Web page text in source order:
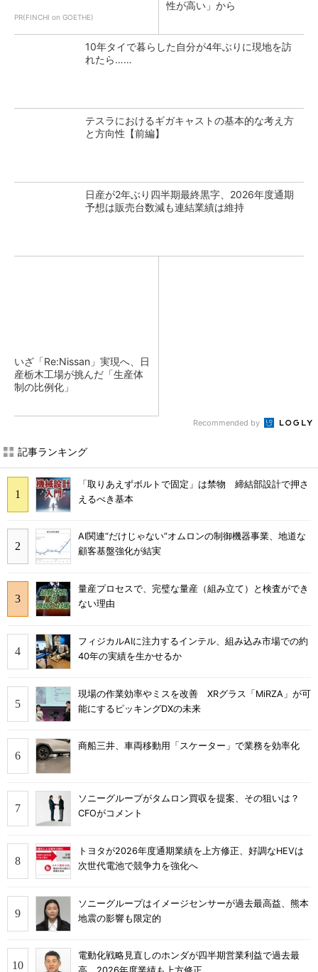
PR(FINCHI on GOETHE)
性が高い」から
10年タイで暮らした自分が4年ぶりに現地を訪
れたら……
テスラにおけるギガキャストの基本的な考え方
と方向性【前編】
日産が2年ぶり四半期最終黒字、2026年度通期
予想は販売台数減も連結業績は維持
いざ「Re:Nissan」実現へ、日
産栃木工場が挑んだ「生産体
制の比例化」
Recommended by
記事ランキング
「取りあえずボルトで固定」は禁物 締結部設計で押さ
えるべき基本
AI関連“だけじゃない”オムロンの制御機器事業、地道な
顧客基盤強化が結実
量産プロセスで、完璧な量産（組み立て）と検査ができ
ない理由
フィジカルAIに注力するインテル、組み込み市場での約
40年の実績を生かせるか
現場の作業効率やミスを改善 XRグラス「MiRZA」が可
能にするピッキングDXの未来
商船三井、車両移動用「スケーター」で業務を効率化
ソニーグループがタムロン買収を提案、その狙いは？
CFOがコメント
トヨタが2026年度通期業績を上方修正、好調なHEVは
次世代電池で競争力を強化へ
ソニーグループはイメージセンサーが過去最高益、熊本
地震の影響も限定的
電動化戦略見直しのホンダが四半期営業利益で過去最